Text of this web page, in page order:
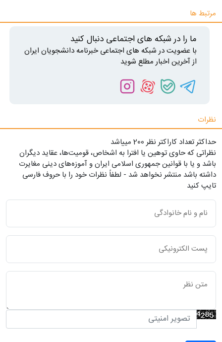
مرتبط ها
ما را در شبکه های اجتماعی دنبال کنید
با عضویت در شبکه های اجتماعی خبرنامه دانشجویان ایران
از آخرین اخبار مطلع شوید
نظرات
حداکثر تعداد کاراکتر نظر 200 ميياشد
نظراتی که حاوی توهین یا افترا به اشخاص، قومیت‌ها، عقاید دیگران
باشد و یا با قوانین جمهوری اسلامی ایران و آموزه‌های دینی مغایرت
داشته باشد منتشر نخواهد شد - لطفاً نظرات خود را با حروف فارسی
تایپ کنید